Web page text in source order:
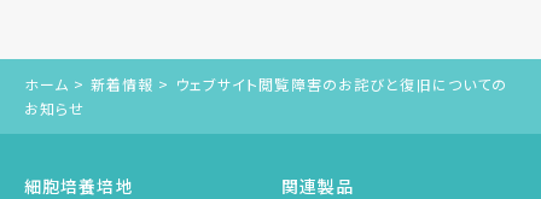
ホーム > 新着情報 > ウェブサイト閲覧障害のお詫びと復旧についての
お知らせ
細胞培養培地 関連製品